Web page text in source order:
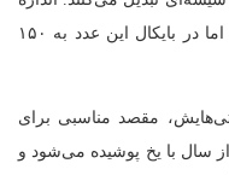
معمول آن‌ها بین ۱۰ تا ۵۰ میکرون است، اما در بایکال این عدد به ۱۵۰
مقصد مناسبی برای
سال با یخ پوشیده می‌شود و